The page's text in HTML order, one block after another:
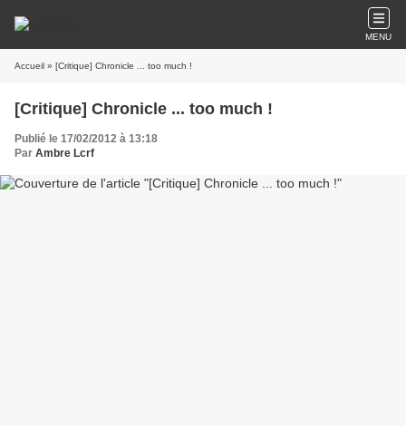
MENU
Accueil » [Critique] Chronicle ... too much !
[Critique] Chronicle ... too much !
Publié le 17/02/2012 à 13:18
Par Ambre Lcrf